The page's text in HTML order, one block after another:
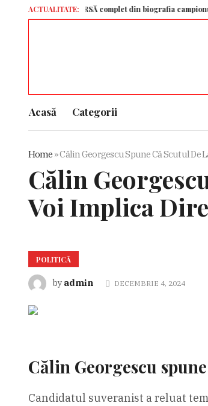
ACTUALITATE:
ȘTEARSĂ complet din biografia campionului
Acasă Categorii
Home »Călin Georgescu Spune Că Scutul De
Călin
Voi Implica
POLITICĂ
by admin DECEMBRIE 4, 2024
Călin Georgescu
Candidatul suveranist a reluat